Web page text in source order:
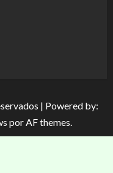
| Powered by:
por AF themes.